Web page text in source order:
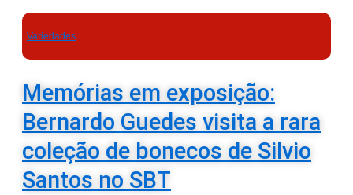
Variedades
Memórias em exposição:
Bernardo Guedes visita a rara
coleção de bonecos de Silvio
Santos no SBT